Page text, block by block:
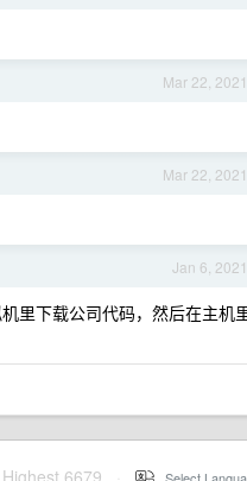
Mar 22, 2021
Mar 22, 2021
Jan 6, 2021
里下载公司代码，然后在主机
Highest 6679